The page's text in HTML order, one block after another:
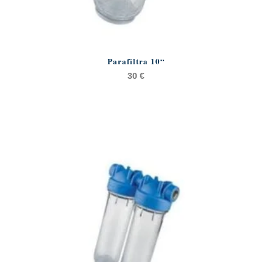
Parafiltra 10“
30 €